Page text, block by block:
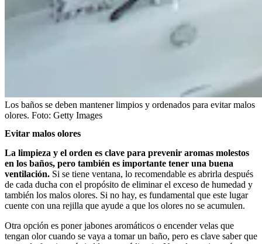
Los baños se deben mantener limpios y ordenados para evitar malos
olores. Foto: Getty Images
Evitar malos olores
La limpieza y el orden es clave para prevenir aromas molestos
en los baños, pero también es importante tener una buena
ventilación. Si se tiene ventana, lo recomendable es abrirla después
de cada ducha con el propósito de eliminar el exceso de humedad y
también los malos olores. Si no hay, es fundamental que este lugar
cuente con una rejilla que ayude a que los olores no se acumulen.
Otra opción es poner jabones aromáticos o encender velas que
tengan olor cuando se vaya a tomar un baño, pero es clave saber que